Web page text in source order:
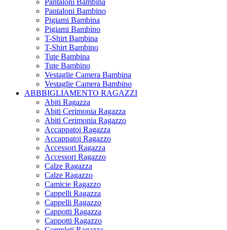
Pantaloni Bambino
Pigiami Bambina
Pigiami Bambino
T-Shirt Bambina
T-Shirt Bambino
Tute Bambina
Tute Bambino
Vestaglie Camera Bambina
Vestaglie Camera Bambino
ABBBIGLIAMENTO RAGAZZI
Abiti Ragazza
Abiti Cerimonia Ragazza
Abiti Cerimonia Ragazzo
Accappatoi Ragazza
Accappatoi Ragazzo
Accessori Ragazza
Accessori Ragazzo
Calze Ragazza
Calze Ragazzo
Camicie Ragazzo
Cappelli Ragazza
Cappelli Ragazzo
Cappotti Ragazza
Cappotti Ragazzo